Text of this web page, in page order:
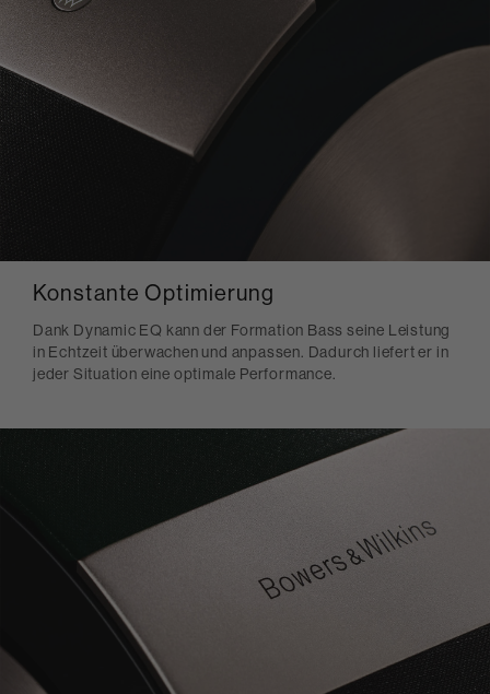
Konstante Optimierung
Dank Dynamic EQ kann der Formation Bass seine Leistung
in Echtzeit überwachen und anpassen. Dadurch liefert er in
jeder Situation eine optimale Performance.